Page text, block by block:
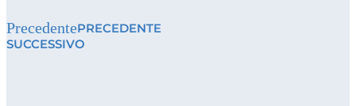
PrecedentePRECEDENTE
SUCCESSIVO